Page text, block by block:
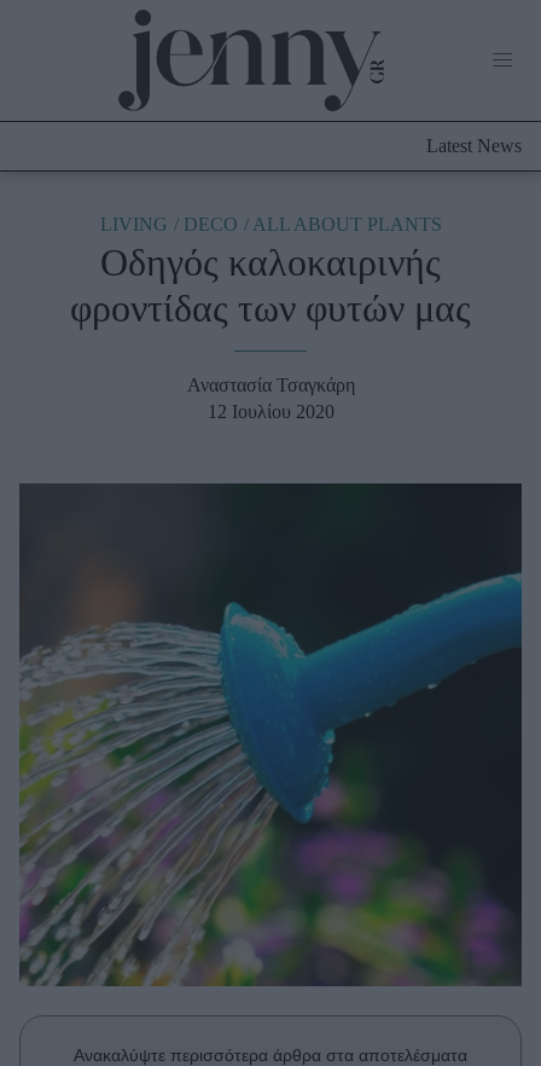
Culture
Fashion
Shopping
Well being
Ψυχολογία
Υγεία + Διατροφή
Σχέσεις & Σεξ
Fitness
Woman Power
Parenting
Working Girl
Real Women
Πρόσωπα
Latest News
LIVING DECO ALL ABOUT PLANTS
Οδηγός καλοκαιρινής
φροντίδας των φυτών μας
Αναστασία Τσαγκάρη
12 Ιουλίου 2020
Ανακαλύψτε περισσότερα άρθρα στα αποτελέσματα